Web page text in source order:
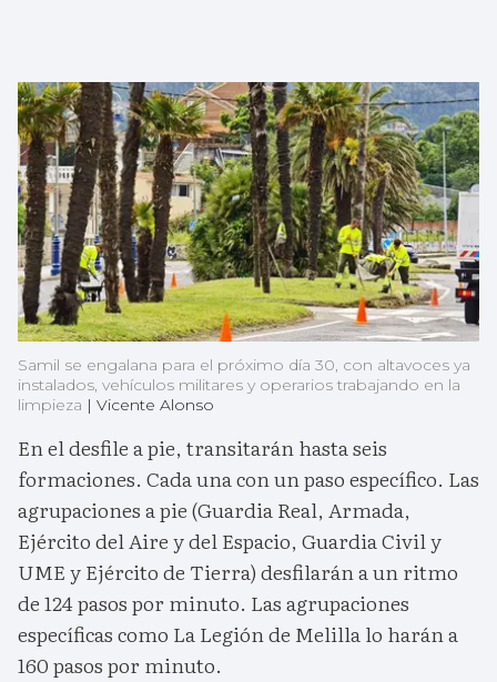
Samil se engalana para el próximo día 30, con altavoces ya
instalados, vehículos militares y operarios trabajando en la
limpieza | Vicente Alonso
En el desfile a pie, transitarán hasta seis
formaciones. Cada una con un paso específico. Las
agrupaciones a pie (Guardia Real, Armada,
Ejército del Aire y del Espacio, Guardia Civil y
UME y Ejército de Tierra) desfilarán a un ritmo
de 124 pasos por minuto. Las agrupaciones
específicas como La Legión de Melilla lo harán a
160 pasos por minuto.